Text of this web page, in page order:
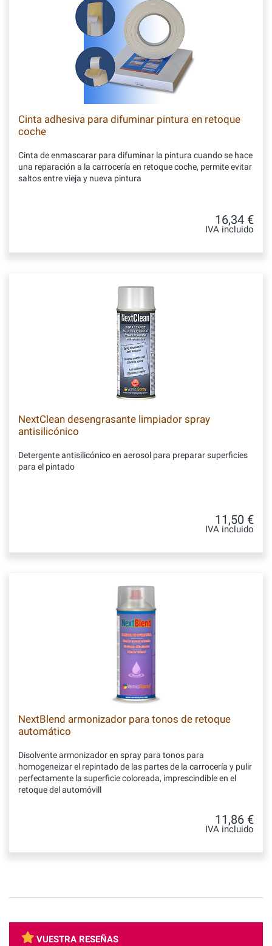
Cinta adhesiva para difuminar pintura en retoque
coche
Cinta de enmascarar para difuminar la pintura cuando se hace
una reparación a la carrocería en retoque coche, permite evitar
saltos entre vieja y nueva pintura
16,34 €
IVA incluido
NextClean desengrasante limpiador spray
antisilicónico
Detergente antisilicónico en aerosol para preparar superficies
para el pintado
11,50 €
IVA incluido
NextBlend armonizador para tonos de retoque
automático
Disolvente armonizador en spray para tonos para
homogeneizar el repintado de las partes de la carrocería y pulir
perfectamente la superficie coloreada, imprescindible en el
retoque del automóvill
11,86 €
IVA incluido
VUESTRA RESEÑAS